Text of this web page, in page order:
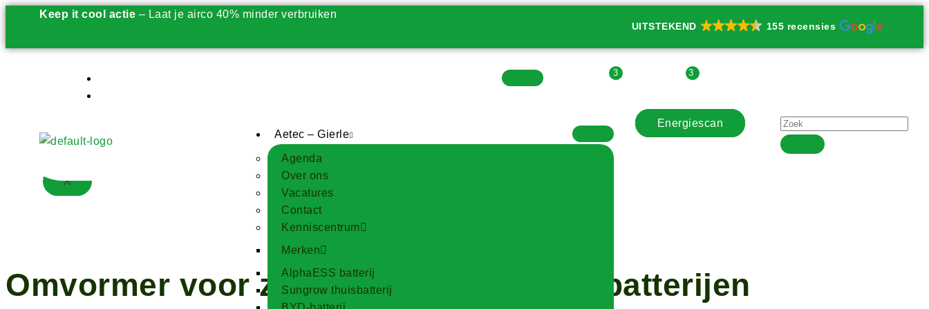
Keep it cool actie – Laat je airco 40% minder verbruiken
UITSTEKEND 155 recensies
Besparen 2.0
X
3 3
Aetec – Gierle
Agenda
Over ons
Vacatures
Contact
Kenniscentrum
Merken
AlphaESS batterij
Sungrow thuisbatterij
Energiescan
Omvormer voor zonnepanelen of thuisbatterijen